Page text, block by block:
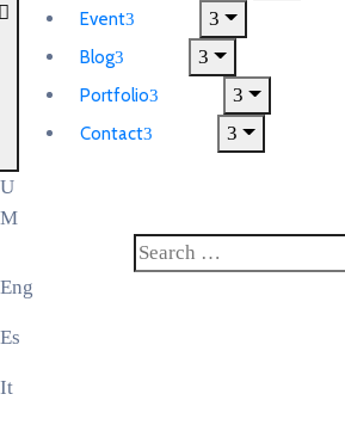
Event
Blog
Portfolio
Contact
Eng
Es
It